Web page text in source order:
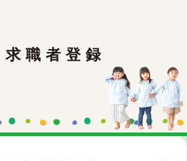
求職者登録